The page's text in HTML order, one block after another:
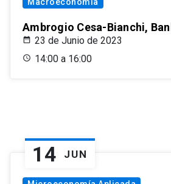
Ambrogio Cesa-Bianchi,
23 de Junio de 2023
14:00 a 16:00
14 JUN